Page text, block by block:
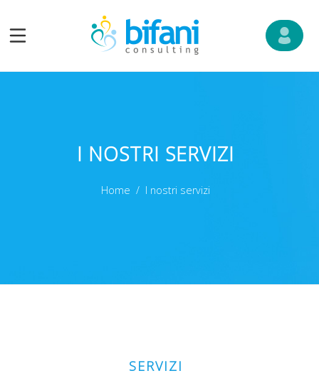
I NOSTRI SERVIZI
Home I nostri servizi
SERVIZI